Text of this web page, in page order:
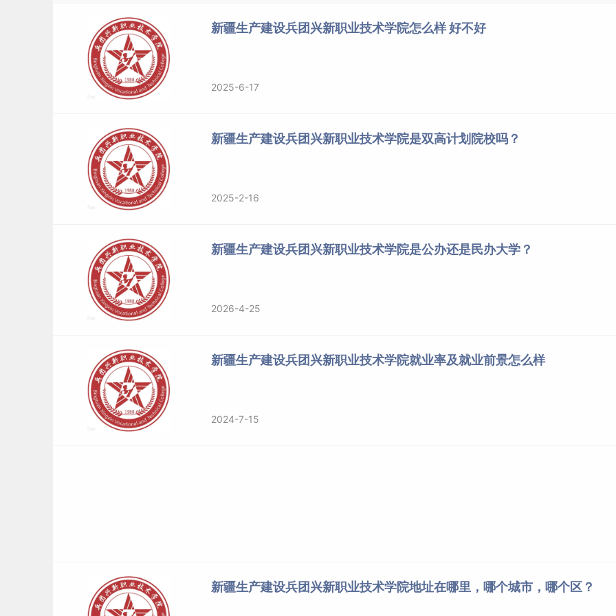
2021届新疆生产建设兵团兴新职业技术学院毕业生就业质量报告：https://www.btc.edu.cn/info/1009/3877.htm
标签：新疆生产建设兵团兴新职业技术学院
新疆生产建设兵团兴新职业技术学院怎么样 好不好
2025-6-17
新疆生产建设兵团兴新职业技术学院是双高计划院校吗？
2025-2-16
新疆生产建设兵团兴新职业技术学院是公办还是民办大学？
2026-4-25
新疆生产建设兵团兴新职业技术学院就业率及就业前景怎么样
2024-7-15
新疆生产建设兵团兴新职业技术学院地址在哪里，哪个城市，哪个区？